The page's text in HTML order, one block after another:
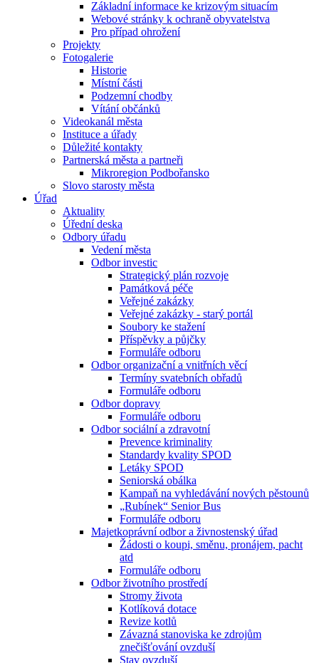
Základní informace ke krizovým situacím
Webové stránky k ochraně obyvatelstva
Pro případ ohrožení
Projekty
Fotogalerie
Historie
Místní části
Podzemní chodby
Vítání občánků
Videokanál města
Instituce a úřady
Důležité kontakty
Partnerská města a partneři
Mikroregion Podbořansko
Slovo starosty města
Úřad
Aktuality
Úřední deska
Odbory úřadu
Vedení města
Odbor investic
Strategický plán rozvoje
Památková péče
Veřejné zakázky
Veřejné zakázky - starý portál
Soubory ke stažení
Příspěvky a půjčky
Formuláře odboru
Odbor organizační a vnitřních věcí
Termíny svatebních obřadů
Formuláře odboru
Odbor dopravy
Formuláře odboru
Odbor sociální a zdravotní
Prevence kriminality
Standardy kvality SPOD
Letáky SPOD
Seniorská obálka
Kampaň na vyhledávání nových pěstounů
„Rubínek“ Senior Bus
Formuláře odboru
Majetkoprávní odbor a živnostenský úřad
Žádosti o koupi, směnu, pronájem, pacht
atd
Formuláře odboru
Odbor životního prostředí
Stromy života
Kotlíková dotace
Revize kotlů
Závazná stanoviska ke zdrojům
znečišťování ovzduší
Stav ovzduší